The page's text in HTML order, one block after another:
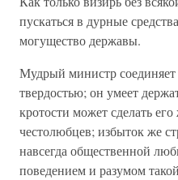
пускаться в дурные
могущество державы.
Мудрый министр соединяет
твердостью; он умеет
кротости может сделать
честолюбцев; избыток же
навсегда общественной
поведением и разумом